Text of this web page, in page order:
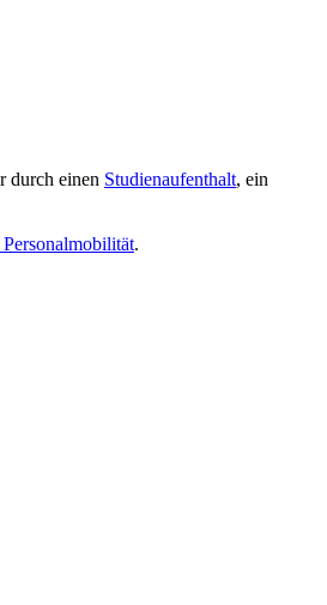
durch einen Studienaufenthalt, ein
.